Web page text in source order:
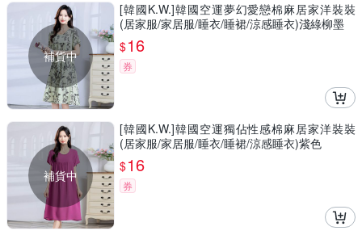
補貨中
[韓國K.W.]韓國空運夢幻愛戀棉麻居家洋裝裝
(居家服/家居服/睡衣/睡裙/涼感睡衣)淺綠柳墨
$16
券
補貨中
[韓國K.W.]韓國空運獨佔性感棉麻居家洋裝裝
(居家服/家居服/睡衣/睡裙/涼感睡衣)紫色
$16
券